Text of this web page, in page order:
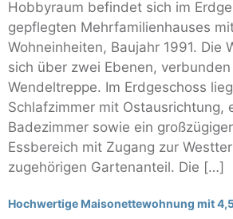
Hobbyraum befindet sich im
gepflegten Mehrfamilienhauses
Wohneinheiten, Baujahr 1991. Die
sich über zwei Ebenen,
Wendeltreppe. Im Erdgeschoss
Schlafzimmer mit Ostausrichtung,
Badezimmer sowie ein
Essbereich mit Zugang zur
zugehörigen Gartenanteil. Die […]
Hochwertige Maisonettewohnung mit